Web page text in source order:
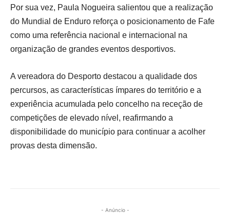
Por sua vez, Paula Nogueira salientou que a realização
do Mundial de Enduro reforça o posicionamento de Fafe
como uma referência nacional e internacional na
organização de grandes eventos desportivos.
A vereadora do Desporto destacou a qualidade dos
percursos, as características ímpares do território e a
experiência acumulada pelo concelho na receção de
competições de elevado nível, reafirmando a
disponibilidade do município para continuar a acolher
provas desta dimensão.
- Anúncio -